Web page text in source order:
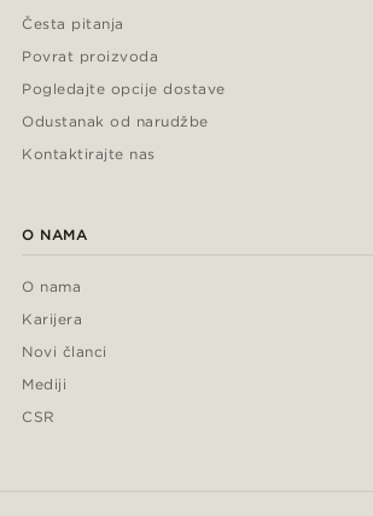
Česta pitanja
Povrat proizvoda
Pogledajte opcije dostave
Odustanak od narudžbe
Kontaktirajte nas
O NAMA
O nama
Karijera
Novi članci
Mediji
CSR